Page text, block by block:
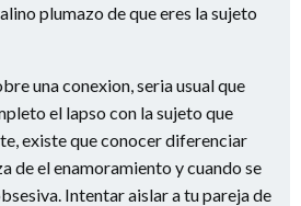
plumazo de que eres la sujeto
una conexion, seri­a usual que
el lapso con la sujeto que
existe que conocer diferenciar
de el enamoramiento y cuando se
Intentar aislar a tu pareja de